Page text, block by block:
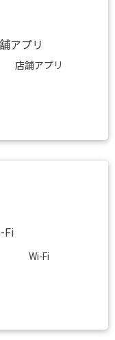
店舗アプリ
Wi-Fi